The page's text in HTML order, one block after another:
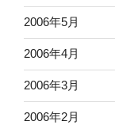
2006年5月
2006年4月
2006年3月
2006年2月